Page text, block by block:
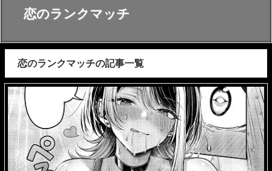
恋のランクマッチ
恋のランクマッチの記事一覧